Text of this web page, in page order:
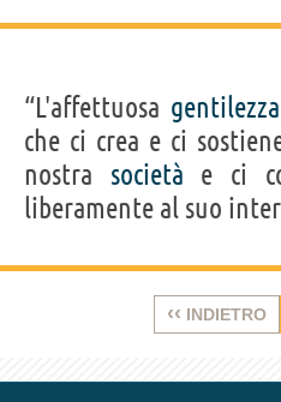
“L'affettuosa gentilezza
che ci crea e ci
nostra società e ci
liberamente al suo
‹‹ INDIETRO